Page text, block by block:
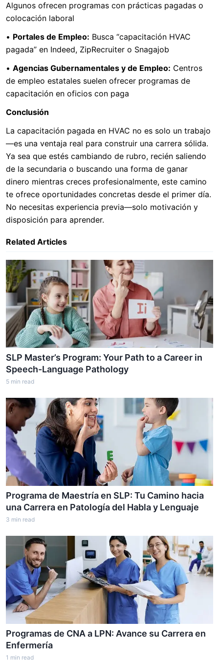
Algunos ofrecen programas con prácticas pagadas o
colocación laboral
• Portales de Empleo: Busca “capacitación HVAC
pagada” en Indeed, ZipRecruiter o Snagajob
• Agencias Gubernamentales y de Empleo: Centros
de empleo estatales suelen ofrecer programas de
capacitación en oficios con paga
Conclusión
La capacitación pagada en HVAC no es solo un trabajo
—es una ventaja real para construir una carrera sólida.
Ya sea que estés cambiando de rubro, recién saliendo
de la secundaria o buscando una forma de ganar
dinero mientras creces profesionalmente, este camino
te ofrece oportunidades concretas desde el primer día.
No necesitas experiencia previa—solo motivación y
disposición para aprender.
Related Articles
SLP Master’s Program: Your Path to a Career in
Speech-Language Pathology
5 min read
Programa de Maestría en SLP: Tu Camino hacia
una Carrera en Patología del Habla y Lenguaje
3 min read
Programas de CNA a LPN: Avance su Carrera en
Enfermería
1 min read